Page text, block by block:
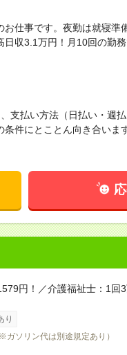
仕事です。夜勤は就寝準
収3.1万円！月10回の勤
支払い方法（日払い・週
件にとことん向き合いま
円！／介護福祉士：1
り
ガソリン代は別途規定あり）